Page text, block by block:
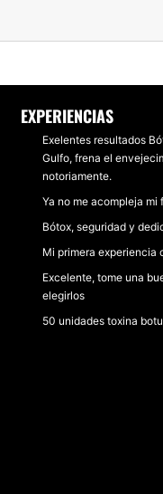
EXPERIENCIAS
Exelentes resultados
Gulfo, frena el
notoriamente.
Ya no me acompleja
Bótox, seguridad y
Mi primera experiencia
Excelente, tome una
elegirlos
50 unidades toxina